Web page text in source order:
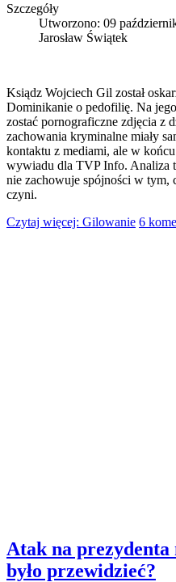
Szczegóły
Utworzono: 09
Jarosław Świątek
Ksiądz Wojciech Gil został
Dominikanie o pedofilię. Na
zostać pornograficzne zdjęcia z
zachowania kryminalne miały
kontaktu z mediami, ale w
wywiadu dla TVP Info. Analiza
nie zachowuje spójności w
czyni.
Czytaj więcej: Gilowanie 6
Atak na
było przewidzieć?